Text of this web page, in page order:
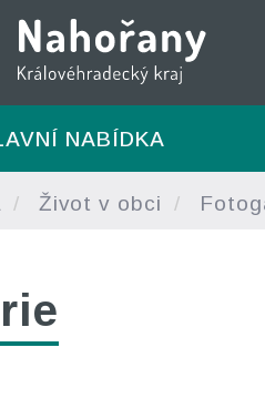
NABÍDKA
Život v obci